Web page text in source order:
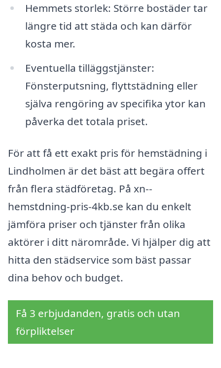
Hemmets storlek: Större bostäder tar
längre tid att städa och kan därför
kosta mer.
Eventuella tilläggstjänster:
Fönsterputsning, flyttstädning eller
själva rengöring av specifika ytor kan
påverka det totala priset.
För att få ett exakt pris för hemstädning i
Lindholmen är det bäst att begära offert
från flera städföretag. På xn--
hemstdning-pris-4kb.se kan du enkelt
jämföra priser och tjänster från olika
aktörer i ditt närområde. Vi hjälper dig att
hitta den städservice som bäst passar
dina behov och budget.
Få 3 erbjudanden, gratis och utan
förpliktelser